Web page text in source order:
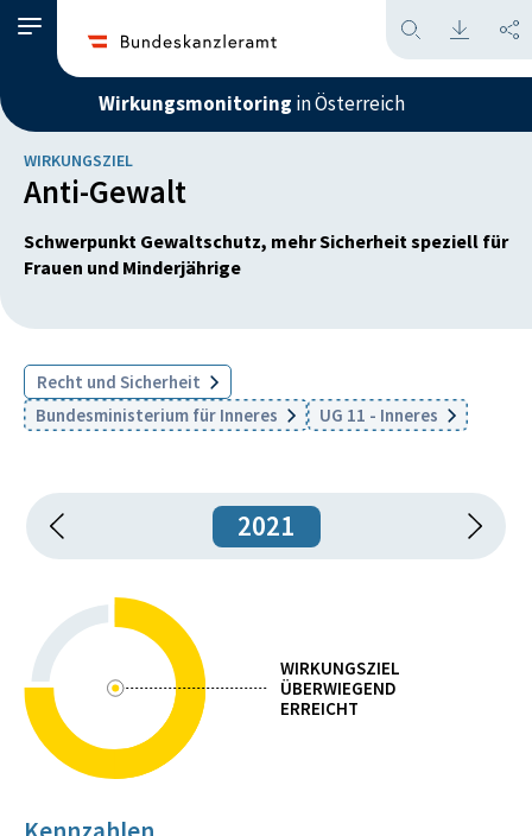
Wirkungsmonitoring in Österreich
WIRKUNGSZIEL
Anti-Gewalt
Schwerpunkt Gewaltschutz, mehr Sicherheit speziell für
Frauen und Minderjährige
Recht und Sicherheit
Bundesministerium für Inneres
UG 11 - Inneres
2021
WIRKUNGSZIEL
ÜBERWIEGEND
ERREICHT